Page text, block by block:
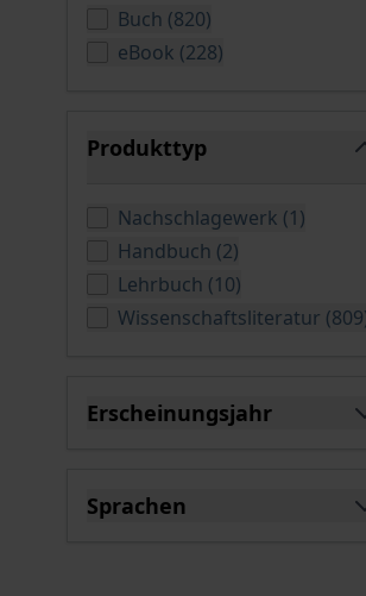
Buch (820verfügbare
)
eBook (228verfügbare
)
Produkttyp
Nachschlagewerk (1)
Handbuch (2verfügbare
)
Lehrbuch (10verfügbare
)
Wissenschaftsliteratur (809
Erscheinungsjahr
Sprachen